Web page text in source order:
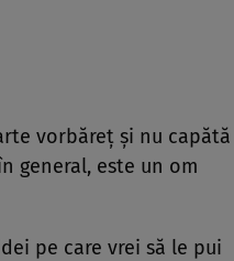
vorbăreţ şi nu capătă
general, este un om
pe care vrei să le pui